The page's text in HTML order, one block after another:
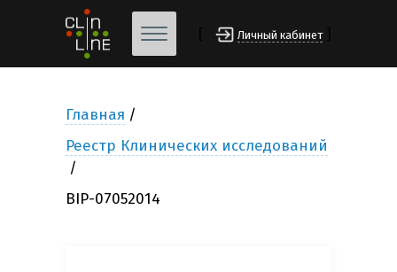
Личный кабинет
Главная
Реестр Клинических исследований
BIP-07052014